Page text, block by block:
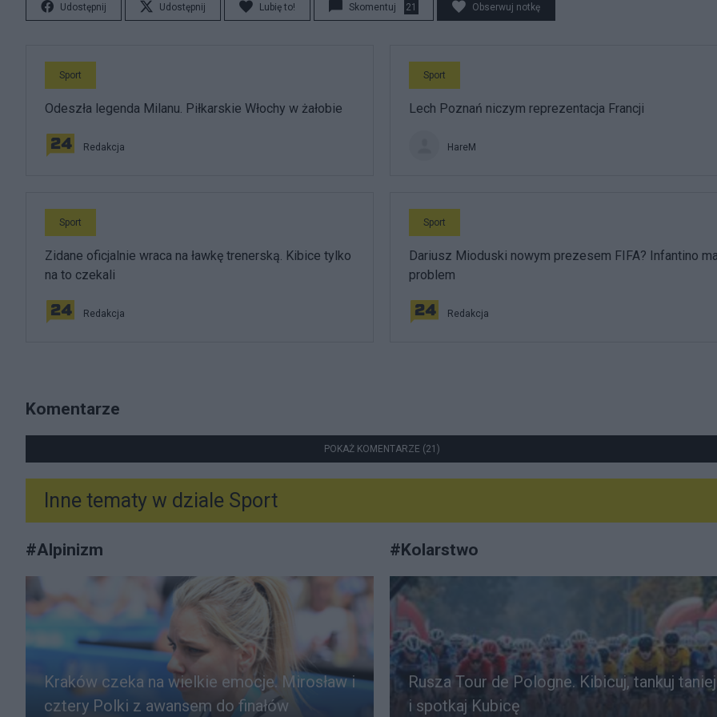
Udostępnij Udostępnij Lubię to! Skomentuj 21 Obserwuj notkę
Sport
Odeszła legenda Milanu. Piłkarskie Włochy w żałobie
Redakcja
Sport
Lech Poznań niczym reprezentacja Francji
HareM
Sport
Zidane oficjalnie wraca na ławkę trenerską. Kibice tylko
na to czekali
Redakcja
Sport
Dariusz Mioduski nowym prezesem FIFA? Infantino
problem
Redakcja
Komentarze
POKAŻ KOMENTARZE (21)
Inne tematy w dziale Sport
#Alpinizm
Kraków czeka na wielkie emocje. Mirosław i
cztery Polki z awansem do finałów
#Kolarstwo
Rusza Tour de Pologne. Kibicuj, tankuj taniej
i spotkaj Kubicę